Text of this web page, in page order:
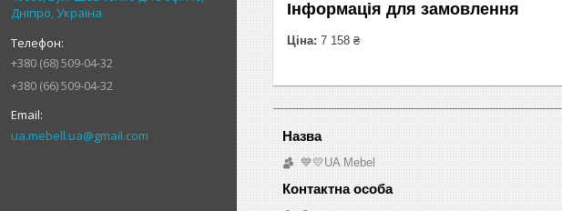
Дніпро, Україна
+380 (68) 509-04-32
+380 (66) 509-04-32
ua.mebell.ua@gmail.com
Інформація для замовлення
Ціна: 7 158 ₴
💙💛UA Mebel